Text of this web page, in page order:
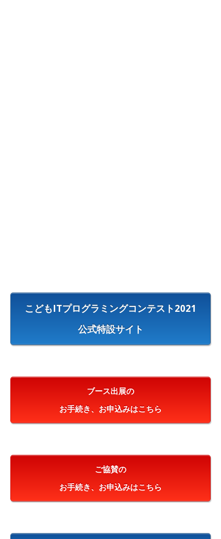
こどもITプログラミングコンテスト2021
公式特設サイト
ブース出展の
お手続き、お申込みはこちら
ご協賛の
お手続き、お申込みはこちら